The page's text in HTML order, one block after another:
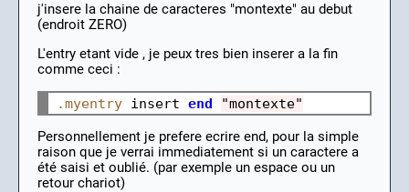
j'insere la chaine de caracteres "montexte" au debut
(endroit ZERO)
L'entry etant vide , je peux tres bien inserer a la fin
comme ceci :
.myentry insert end "montexte"
Personnellement je prefere ecrire end, pour la simple
raison que je verrai immediatement si un caractere a
été saisi et oublié. (par exemple un espace ou un
retour chariot)